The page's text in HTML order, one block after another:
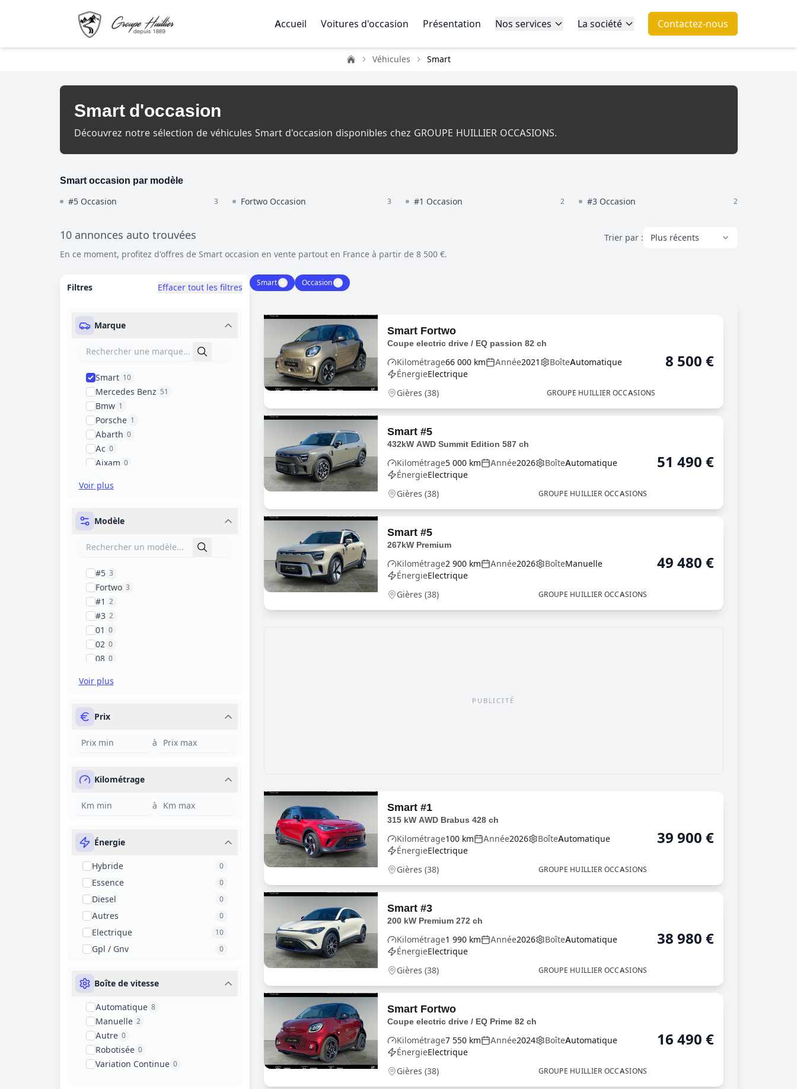
Accueil Voitures d'occasion Présentation Nos services La société Contactez-nous
Véhicules Smart
Smart d'occasion
Découvrez notre sélection de véhicules Smart d'occasion disponibles chez GROUPE HUILLIER OCCASIONS.
Smart occasion par modèle
#5 Occasion 3 Fortwo Occasion 3 #1 Occasion 2 #3 Occasion 2
10 annonces auto trouvées
En ce moment, profitez d'offres de Smart occasion en vente partout en France à partir de 8 500 €.
Trier par :
Filtres Effacer tout les filtres
Marque
Smart 10
Mercedes Benz 51
Bmw 1
Porsche 1
Abarth 0
Ac 0
Aixam 0
Alpine
Voir plus
Modèle
#5 3
Fortwo 3
#1 2
#3 2
01 0
02 0
08 0
1000
Voir plus
Prix
à
Kilométrage
à
Énergie
Hybride 0
Essence 0
Diesel 0
Autres 0
Electrique 10
Gpl / Gnv 0
Boîte de vitesse
Automatique 8
Manuelle 2
Autre 0
Robotisée 0
Variation Continue 0
Smart ✕ Occasion ✕
Smart Fortwo
Coupe electric drive / EQ passion 82 ch
Kilométrage66 000 km Année2021 BoîteAutomatique
ÉnergieElectrique
Gières (38) GROUPE HUILLIER OCCASIONS
8 500 €
Smart #5
432kW AWD Summit Edition 587 ch
Kilométrage5 000 km Année2026 BoîteAutomatique
ÉnergieElectrique
Gières (38) GROUPE HUILLIER OCCASIONS
51 490 €
Smart #5
267kW Premium
Kilométrage2 900 km Année2026 BoîteManuelle
ÉnergieElectrique
Gières (38) GROUPE HUILLIER OCCASIONS
49 480 €
PUBLICITÉ
Smart #1
315 kW AWD Brabus 428 ch
Kilométrage100 km Année2026 BoîteAutomatique
ÉnergieElectrique
Gières (38) GROUPE HUILLIER OCCASIONS
39 900 €
Smart #3
200 kW Premium 272 ch
Kilométrage1 990 km Année2026 BoîteAutomatique
ÉnergieElectrique
Gières (38) GROUPE HUILLIER OCCASIONS
38 980 €
Smart Fortwo
Coupe electric drive / EQ Prime 82 ch
Kilométrage7 550 km Année2024 BoîteAutomatique
ÉnergieElectrique
Gières (38) GROUPE HUILLIER OCCASIONS
16 490 €